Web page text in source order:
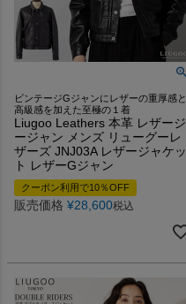
ビンテージGジャンにレザーの重厚感と
高級感を加えた至極の１着
Liugoo Leathers 本革 レザージ
ージャン メンズ リューグーレ
ザーズ JNJ03A レザージャケッ
ト レザーGジャン
クーポン利用で10％OFF
販売価格 ¥28,600税込